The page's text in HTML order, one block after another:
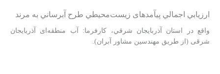
ارزيابي اجمالي پی‏آمدهای زيست‌محيطي طرح آبرساني به مرند
واقع در استان آذربايجان شرقي، کارفرما: آب منطقه‌ای آذربایجان
شرقی (از طریق مهندسین مشاور آبران).